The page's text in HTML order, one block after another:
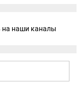
на наши каналы